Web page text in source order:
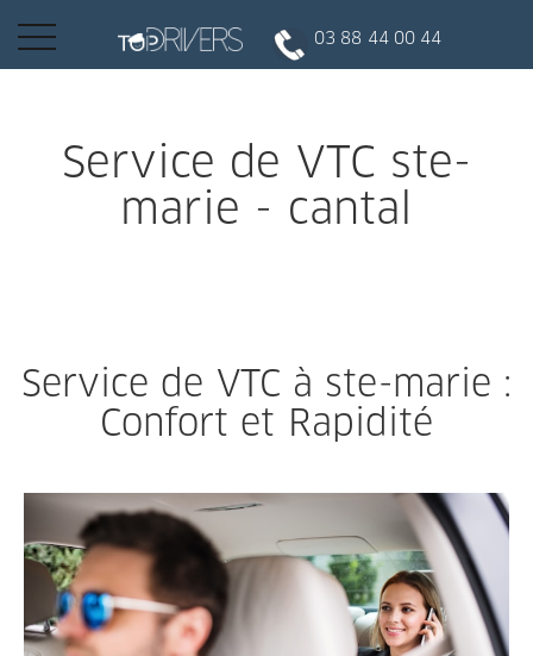
INSCRIPTION CLIENT
Conduire
Termes et Conditions
Mentions légales
Basculer
03 88 44 00 44
Service de VTC ste-
marie - cantal
Service de VTC à ste-marie :
Confort et Rapidité